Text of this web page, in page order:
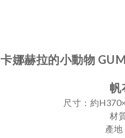
卡娜赫拉的小動物
帆
尺寸：約
材
產